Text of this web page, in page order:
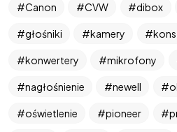
Canon CVW dibox
głośniki kamery
konwertery mikrofony
nagłośnienie newell
oświetlenie pioneer
Relacje na żywo |